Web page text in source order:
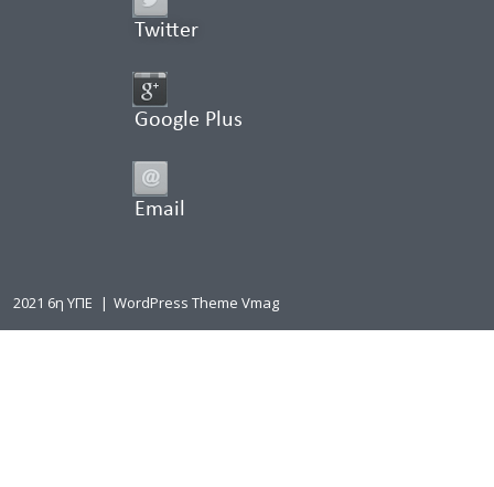
Twitter
Google Plus
Email
2021 6η ΥΠΕ | WordPress Theme Vmag